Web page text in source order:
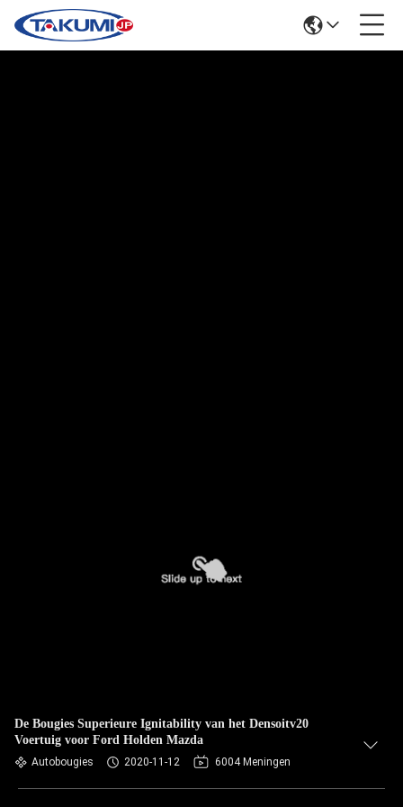
De Bougies Superieure Ignitability van het Densoitv20
Voertuig voor Ford Holden Mazda
Autobougies 2020-11-12 6004 Meningen